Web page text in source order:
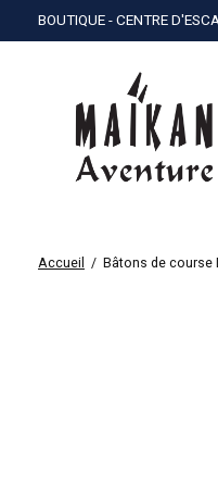
BOUTIQUE - CENTRE
Accueil / Bâtons de course